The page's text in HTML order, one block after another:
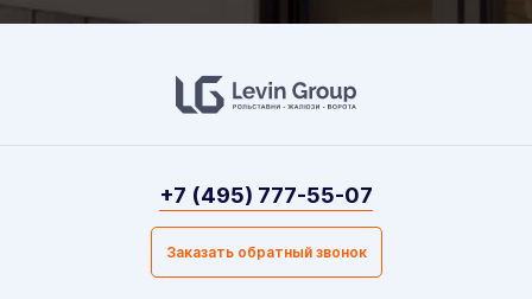
+7 (495) 777-55-07
Заказать обратный звонок